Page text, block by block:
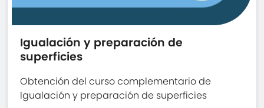
Igualación y preparación de
superficies
Obtención del curso complementario de
Igualación y preparación de superficies